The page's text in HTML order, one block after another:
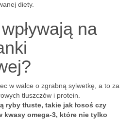
diety.
na
w walce o zgrabną sylwetkę, a to za
tłuszczów i protein.
ryby tłuste, takie jak łosoś czy
kwasy omega-3, które nie tylko